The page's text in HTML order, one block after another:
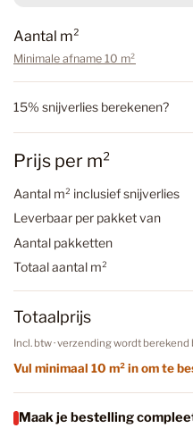
Aantal m²
Minimale afname 10 m²
15% snijverlies berekenen?
Prijs per m²
Aantal m² inclusief snijverlies
Leverbaar per pakket van
Aantal pakketten
Totaal aantal m²
Totaalprijs
Incl. btw · verzending wordt
Vul minimaal 10 m² in om te
Maak je bestelling